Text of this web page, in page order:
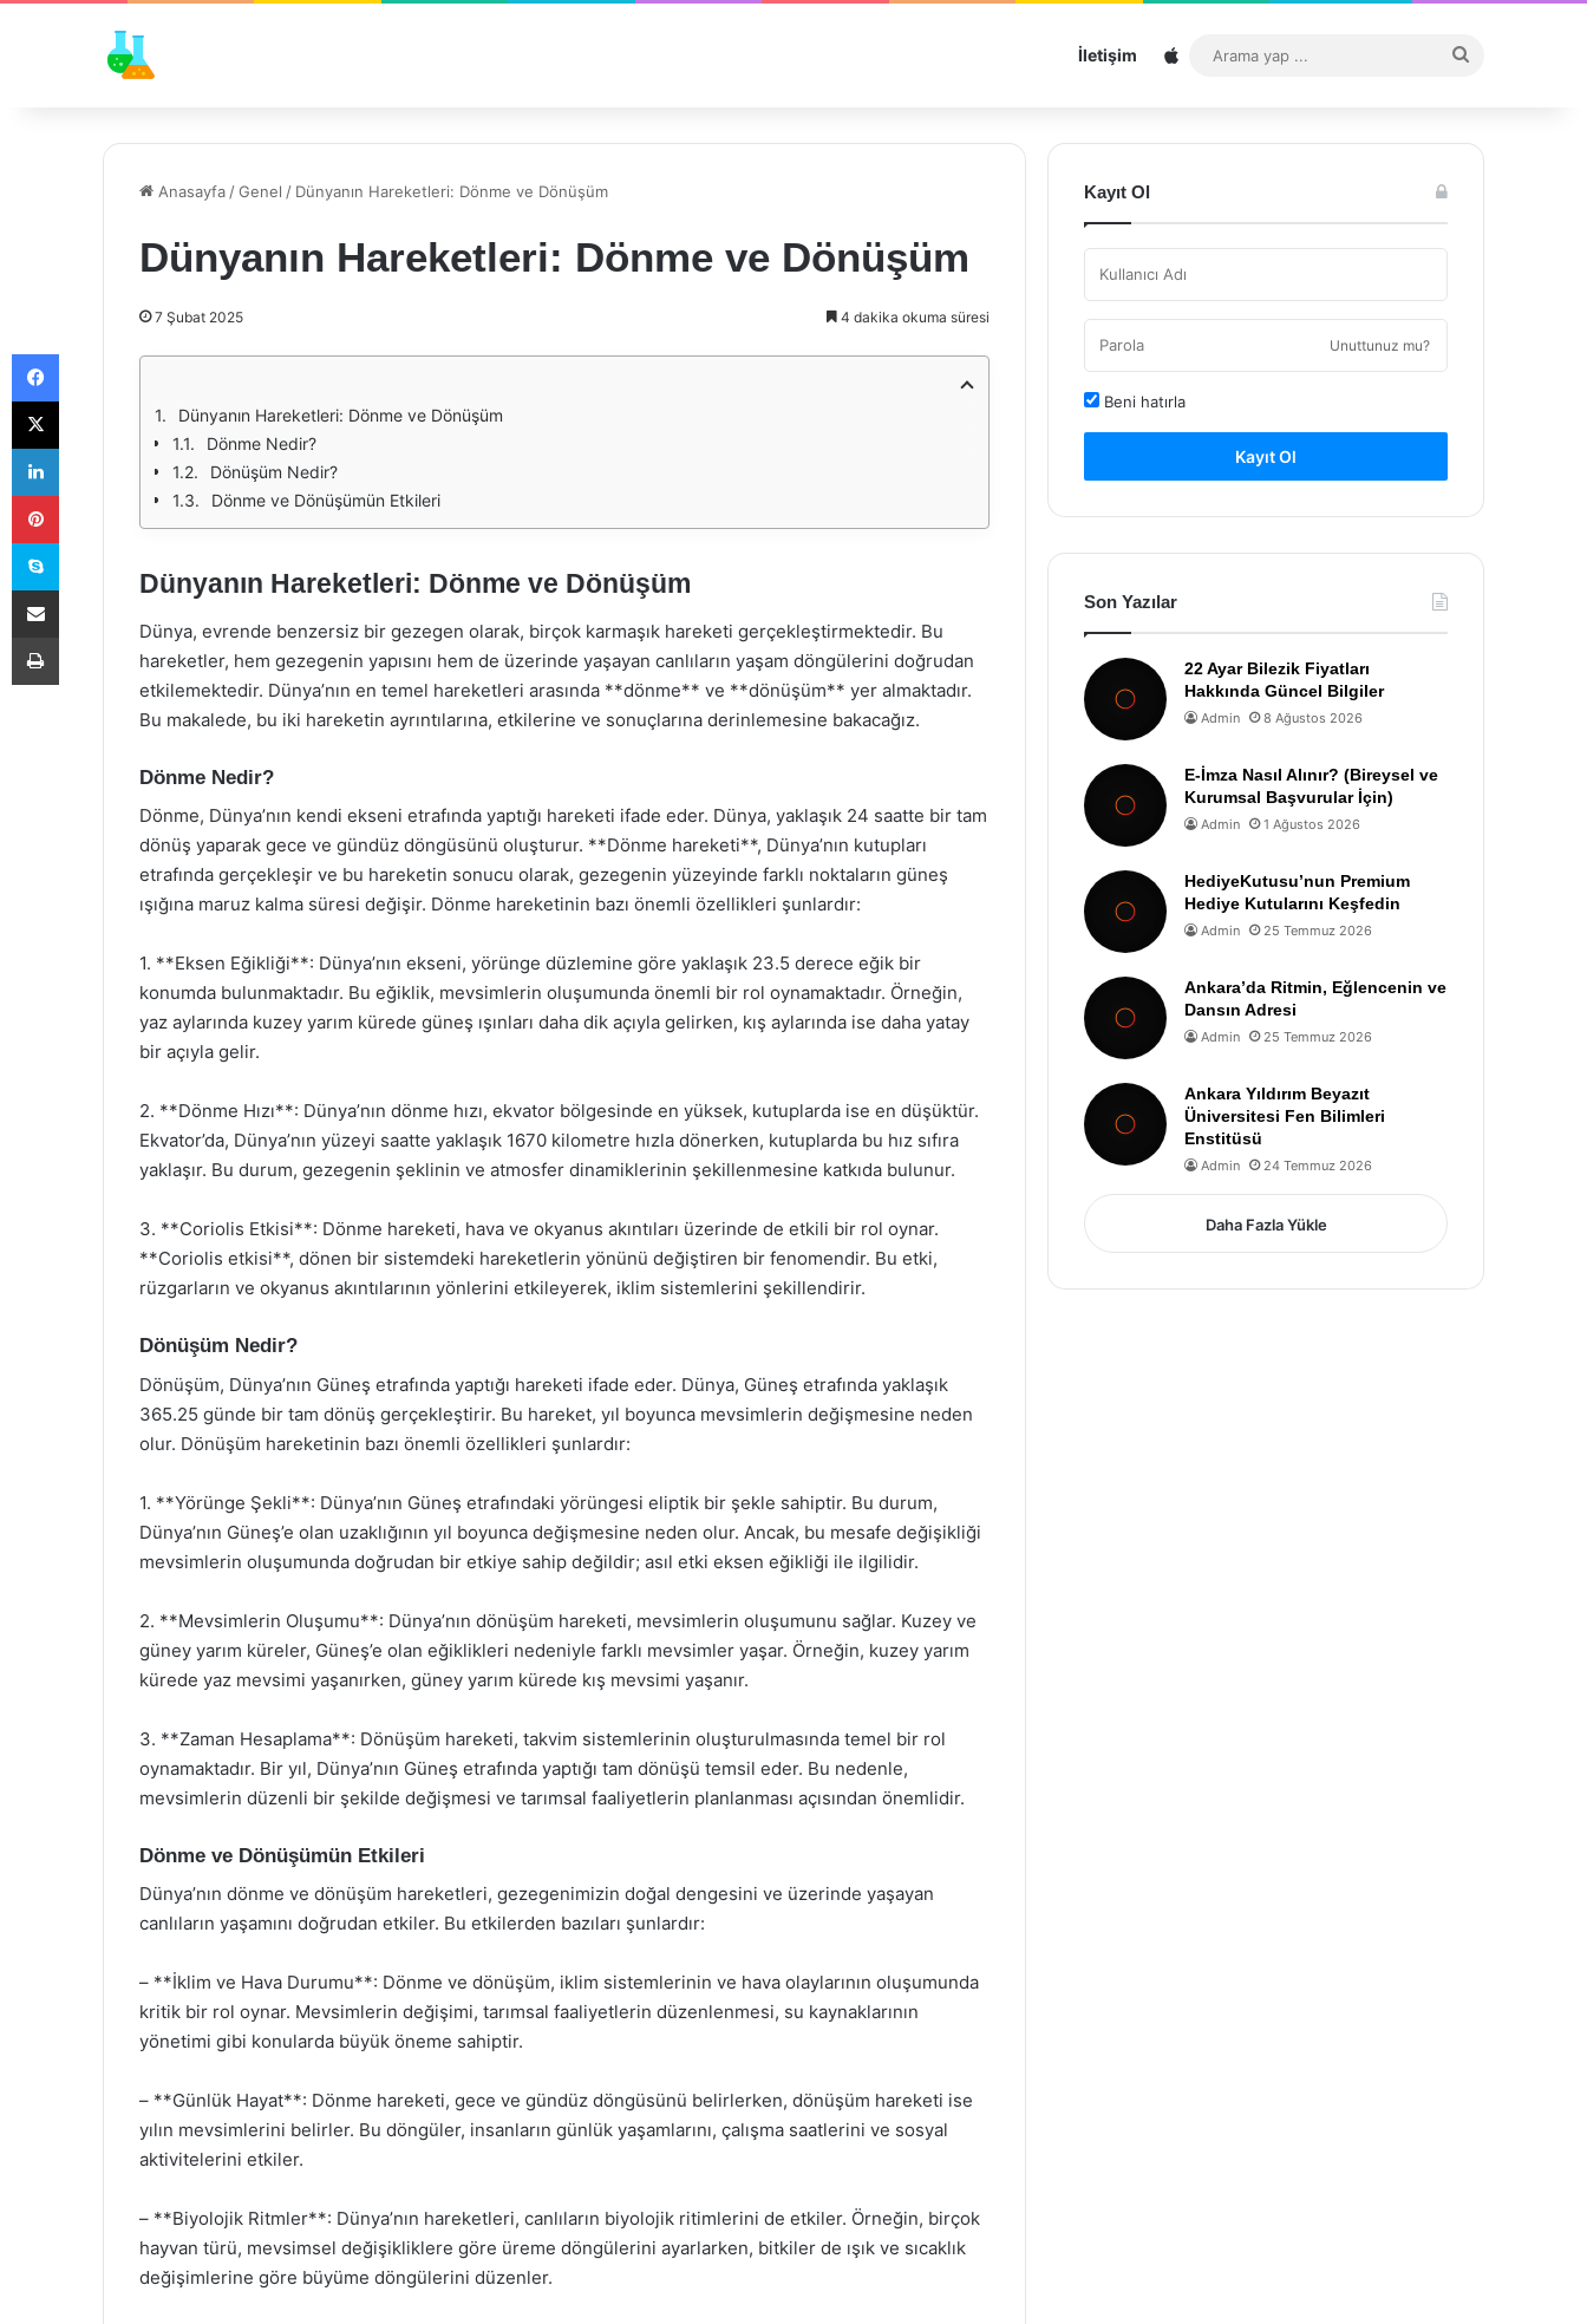
İletişim Sitemap
...
Anasayfa /Genel / Dünyanın Hareketleri: Dönme ve Dönüşüm
Dünyanın Hareketleri: Dönme ve Dönüşüm
7 Şubat 2025 4 dakika okuma süresi
Dünyanın Hareketleri: Dönme ve Dönüşüm
Dönme Nedir?
Dönüşüm Nedir?
Dönme ve Dönüşümün Etkileri
Dünyanın Hareketleri: Dönme ve Dönüşüm
Dünya, evrende benzersiz bir gezegen olarak, birçok karmaşık hareketi gerçekleştirmektedir. Bu
hareketler, hem gezegenin yapısını hem de üzerinde yaşayan canlıların yaşam döngülerini doğrudan
etkilemektedir. Dünya’nın en temel hareketleri arasında **dönme** ve **dönüşüm** yer almaktadır.
Bu makalede, bu iki hareketin ayrıntılarına, etkilerine ve sonuçlarına derinlemesine bakacağız.
Dönme Nedir?
Dönme, Dünya’nın kendi ekseni etrafında yaptığı hareketi ifade eder. Dünya, yaklaşık 24 saatte bir tam
dönüş yaparak gece ve gündüz döngüsünü oluşturur. **Dönme hareketi**, Dünya’nın kutupları
etrafında gerçekleşir ve bu hareketin sonucu olarak, gezegenin yüzeyinde farklı noktaların güneş
ışığına maruz kalma süresi değişir. Dönme hareketinin bazı önemli özellikleri şunlardır:
1. **Eksen Eğikliği**: Dünya’nın ekseni, yörünge düzlemine göre yaklaşık 23.5 derece eğik bir
konumda bulunmaktadır. Bu eğiklik, mevsimlerin oluşumunda önemli bir rol oynamaktadır. Örneğin,
yaz aylarında kuzey yarım kürede güneş ışınları daha dik açıyla gelirken, kış aylarında ise daha yatay
bir açıyla gelir.
2. **Dönme Hızı**: Dünya’nın dönme hızı, ekvator bölgesinde en yüksek, kutuplarda ise en düşüktür.
Ekvator’da, Dünya’nın yüzeyi saatte yaklaşık 1670 kilometre hızla dönerken, kutuplarda bu hız sıfıra
yaklaşır. Bu durum, gezegenin şeklinin ve atmosfer dinamiklerinin şekillenmesine katkıda bulunur.
3. **Coriolis Etkisi**: Dönme hareketi, hava ve okyanus akıntıları üzerinde de etkili bir rol oynar.
**Coriolis etkisi**, dönen bir sistemdeki hareketlerin yönünü değiştiren bir fenomendir. Bu etki,
rüzgarların ve okyanus akıntılarının yönlerini etkileyerek, iklim sistemlerini şekillendirir.
Dönüşüm Nedir?
Dönüşüm, Dünya’nın Güneş etrafında yaptığı hareketi ifade eder. Dünya, Güneş etrafında yaklaşık
365.25 günde bir tam dönüş gerçekleştirir. Bu hareket, yıl boyunca mevsimlerin değişmesine neden
olur. Dönüşüm hareketinin bazı önemli özellikleri şunlardır:
1. **Yörünge Şekli**: Dünya’nın Güneş etrafındaki yörüngesi eliptik bir şekle sahiptir. Bu durum,
Dünya’nın Güneş’e olan uzaklığının yıl boyunca değişmesine neden olur. Ancak, bu mesafe değişikliği
mevsimlerin oluşumunda doğrudan bir etkiye sahip değildir; asıl etki eksen eğikliği ile ilgilidir.
2. **Mevsimlerin Oluşumu**: Dünya’nın dönüşüm hareketi, mevsimlerin oluşumunu sağlar. Kuzey ve
güney yarım küreler, Güneş’e olan eğiklikleri nedeniyle farklı mevsimler yaşar. Örneğin, kuzey yarım
kürede yaz mevsimi yaşanırken, güney yarım kürede kış mevsimi yaşanır.
3. **Zaman Hesaplama**: Dönüşüm hareketi, takvim sistemlerinin oluşturulmasında temel bir rol
oynamaktadır. Bir yıl, Dünya’nın Güneş etrafında yaptığı tam dönüşü temsil eder. Bu nedenle,
mevsimlerin düzenli bir şekilde değişmesi ve tarımsal faaliyetlerin planlanması açısından önemlidir.
Dönme ve Dönüşümün Etkileri
Dünya’nın dönme ve dönüşüm hareketleri, gezegenimizin doğal dengesini ve üzerinde yaşayan
canlıların yaşamını doğrudan etkiler. Bu etkilerden bazıları şunlardır:
– **İklim ve Hava Durumu**: Dönme ve dönüşüm, iklim sistemlerinin ve hava olaylarının oluşumunda
kritik bir rol oynar. Mevsimlerin değişimi, tarımsal faaliyetlerin düzenlenmesi, su kaynaklarının
yönetimi gibi konularda büyük öneme sahiptir.
– **Günlük Hayat**: Dönme hareketi, gece ve gündüz döngüsünü belirlerken, dönüşüm hareketi ise
yılın mevsimlerini belirler. Bu döngüler, insanların günlük yaşamlarını, çalışma saatlerini ve sosyal
aktivitelerini etkiler.
– **Biyolojik Ritmler**: Dünya’nın hareketleri, canlıların biyolojik ritimlerini de etkiler. Örneğin, birçok
hayvan türü, mevsimsel değişikliklere göre üreme döngülerini ayarlarken, bitkiler de ışık ve sıcaklık
değişimlerine göre büyüme döngülerini düzenler.
Kayıt Ol
Unuttunuz mu?
Beni hatırla
Kayıt Ol
Son Yazılar
22 Ayar Bilezik Fiyatları
Hakkında Güncel Bilgiler
Admin 8 Ağustos 2026
E-İmza Nasıl Alınır? (Bireysel ve
Kurumsal Başvurular İçin)
Admin 1 Ağustos 2026
HediyeKutusu’nun Premium
Hediye Kutularını Keşfedin
Admin 25 Temmuz 2026
Ankara’da Ritmin, Eğlencenin ve
Dansın Adresi
Admin 25 Temmuz 2026
Ankara Yıldırım Beyazıt
Üniversitesi Fen Bilimleri
Enstitüsü
Admin 24 Temmuz 2026
Daha Fazla Yükle
Facebook
X
LinkedIn
Pinterest
Skype
E-Posta ile paylaş